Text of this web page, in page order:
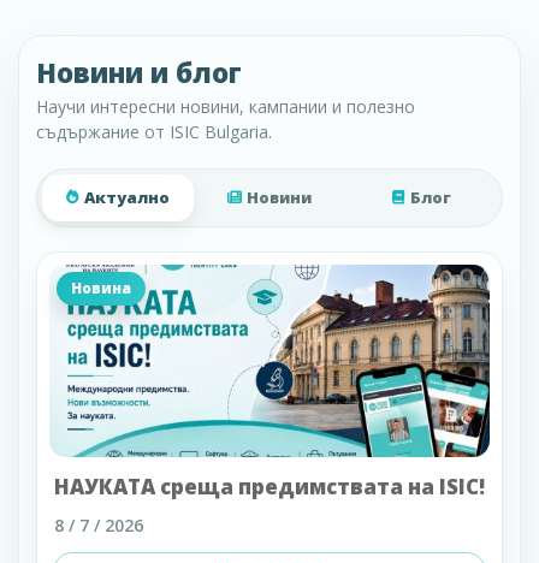
Новини и блог
Научи интересни новини, кампании и полезно
съдържание от ISIC Bulgaria.
Актуално Новини Блог
Новина
НАУКАТА среща предимствата на ISIC!
8 / 7 / 2026